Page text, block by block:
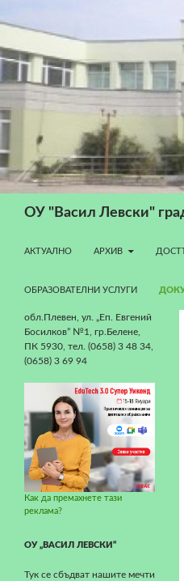
ОУ "Васил Левски"
АКТУАЛНО
АРХИВ
ОБРАЗОВАТЕЛНИ УСЛУГИ
обл.Плевен, ул. „Еп. Евгений
Босилков” №1, гр.Белене,
ПК 5930, тел. (0658) 3 48 34,
(0658) 3 69 94
Как да премахнете тази
реклама?
ОУ „ВАСИЛ ЛЕВСКИ“
Тук се сбъдват нашите мечти